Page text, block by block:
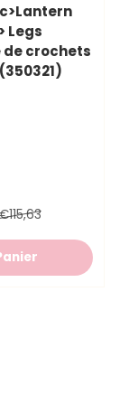
Legs
de crochets
€115,63